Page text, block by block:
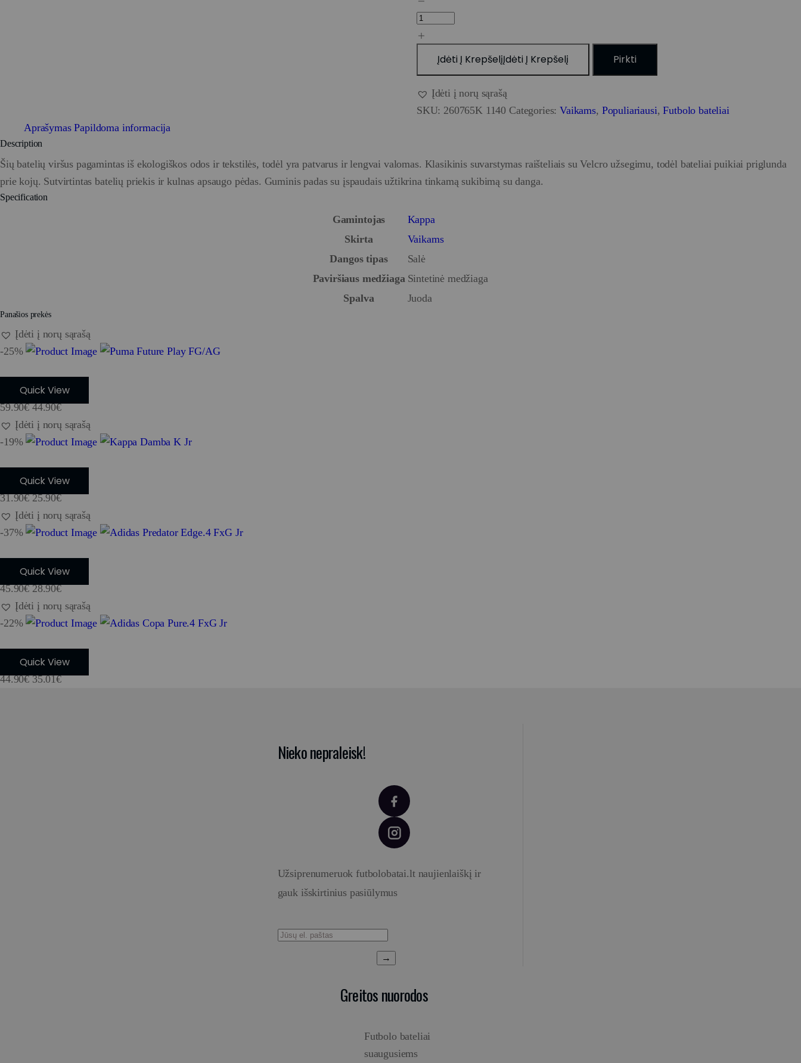
Įdėti Į KrepšelįĮdėti Į Krepšelį Pirkti
Įdėti į norų sąrašą
SKU: 260765K 1140 Categories:Vaikams, Populiariausi,Futbolo bateliai
Aprašymas Papildoma informacija
Description
Šių batelių viršus pagamintas iš ekologiškos odos ir tekstilės, todėl yra patvarus ir lengvai valomas. Klasikinis suvarstymas raišteliais su Velcro užsegimu, todėl bateliai puikiai priglunda
prie kojų. Sutvirtintas batelių priekis ir kulnas apsaugo pėdas. Guminis padas su įspaudais užtikrina tinkamą sukibimą su danga.
Specification
Gamintojas
Kappa
Skirta
Vaikams
Dangos tipas
Salė
Paviršiaus medžiaga Sintetinė medžiaga
Spalva
Juoda
Panašios prekės
Įdėti į norų sąrašą
-25%
Quick View
59.90€ 44.90€
Įdėti į norų sąrašą
-19%
Quick View
31.90€ 25.90€
Įdėti į norų sąrašą
-37%
Quick View
45.90€ 28.90€
Įdėti į norų sąrašą
-22%
Quick View
44.90€ 35.01€
Nieko nepraleisk!
Užsiprenumeruok futbolobatai.lt naujienlaiškį ir
gauk išskirtinius pasiūlymus
→
Greitos nuorodos
Futbolo bateliai
suaugusiems